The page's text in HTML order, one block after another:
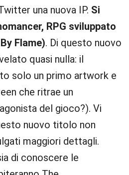
una nuova IP. Si
RPG sviluppato
By Flame). Di questo nuovo
quasi nulla: il
solo un primo artwork e
che ritrae un
del gioco?). Vi
nuovo titolo non
maggiori dettagli.
di conoscere le